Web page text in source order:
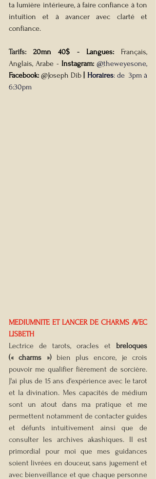
ta lumière intérieure, à faire confiance à ton
intuition et à avancer avec clarté et
confiance.
Tarifs: 20mn 40$ - Langues: Français,
Anglais, Arabe - Instagram: @
Facebook: @Joseph Dib Horaires: de  3pm à
6:30pm
MEDIUMNITE ET LANCER DE CHARMS AVEC
LISBETH
Lectrice de tarots, oracles et breloques
(« charms ») bien plus encore, je crois
pouvoir me qualifier fièrement de sorcière.
J'ai plus de 15 ans d'expérience avec le tarot
et la divination. Mes capacités de médium
sont un atout dans ma pratique et me
permettent notamment de contacter guides
et défunts intuitivement ainsi que de
consulter les archives akashiques. Il est
primordial pour moi que mes guidances
soient livrées en douceur, sans jugement et
avec bienveillance et que chaque personne